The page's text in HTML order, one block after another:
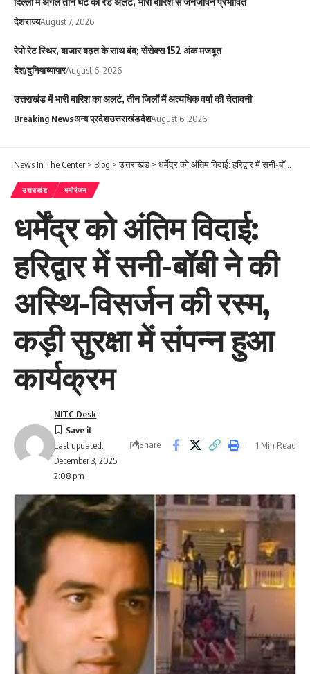
देशराज्यAugust 7, 2026
रेपो रेट स्थिर, बाजार बढ़त के साथ बंद; सेंसेक्स 152 अंक मजबूत
देश/दुनियाव्यापारAugust 6, 2026
उत्तराखंड में भारी बारिश का अलर्ट, तीन जिलों में अत्यधिक वर्षा की चेतावनी
Breaking Newsअन्य प्रदेशउत्तराखंडदेशAugust 6, 2026
News In The Center > Blog >उत्तराखंड > धर्मेंद्र को अंतिम विदाई: हरिद्वार में सनी-बॉबी ने की अस्थि-विसर्जन की रस्म, कड़ी सुरक्षा में संपन्न हुआ कार्यक्रम
उत्तराखंड मनोरंजन
धर्मेंद्र को अंतिम विदाई:
हरिद्वार में सनी-बॉबी ने की
अस्थि-विसर्जन की रस्म,
कड़ी सुरक्षा में संपन्न हुआ
कार्यक्रम
Last updated:
December 3, 2025
2:08 pm
NITC Desk
Share 1 Min Read